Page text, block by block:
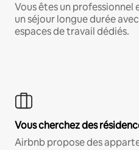
Vous êtes un professionnel
un séjour longue durée
espaces de travail dédiés.
Vous cherchez des
Airbnb propose des